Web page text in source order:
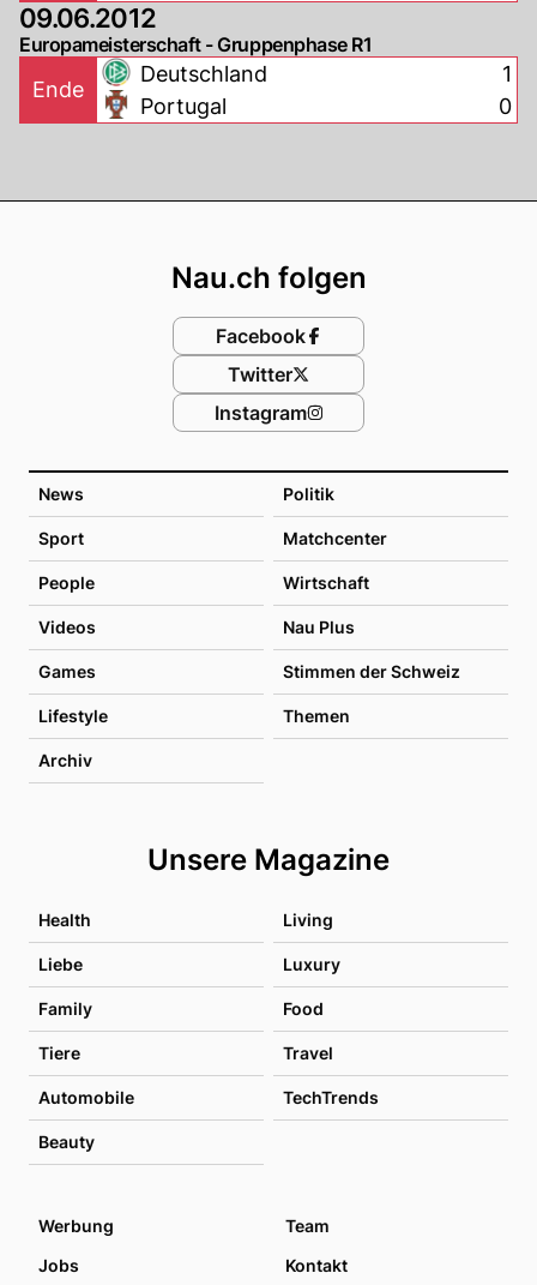
09.06.2012
Europameisterschaft - Gruppenphase R1
Ende
Deutschland
Portugal
1
0
News Politik
Sport Matchcenter
People Wirtschaft
Videos Nau Plus
Games Stimmen der Schweiz
Lifestyle Themen
Archiv
Unsere Magazine
Health Living
Liebe Luxury
Family Food
Tiere Travel
Automobile TechTrends
Beauty
Nau.ch folgen
Facebook
Twitter
Instagram
Werbung
Team
Jobs
Kontakt